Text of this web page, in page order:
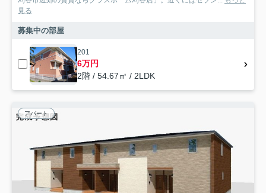
見る
募集中の部屋
201
6万円
2階 / 54.67㎡ / 2LDK
アパート